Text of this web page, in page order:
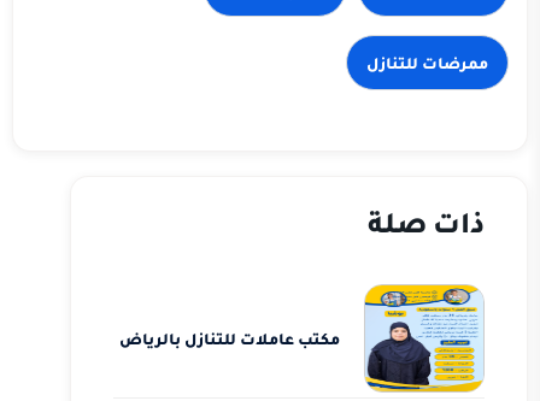
ذات صلة
مكتب عاملات للتنازل بالرياض